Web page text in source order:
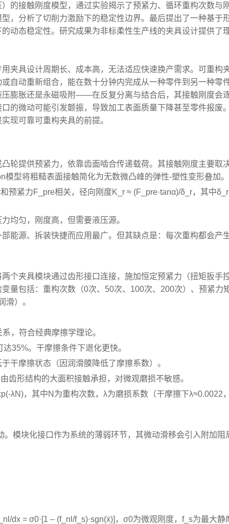
的接触刚度模型，通过实验揭示了预紧力、循环重构次数与
，分析了切削力激励下的稳定性边界。最后提出了一种基于
动态稳定性。研究成果为非标柔性生产线的夹具设计提供了
夹具设计周期长、成本高，无法适应快速换产需求。可重构
自动重新组合，能在数十分钟内完成从一种零件到另一种零
膨胀还是永磁吸附——在反复分离与结合后，其接触刚度会
的微动可能引发颤振，导致加工表面质量下降甚至零件报废
现可靠可重构夹具的前提。
轮提供预紧力，依靠齿面啮合传递载荷。其接触刚度主要取
型将粗糙表面接触简化为无数微凸峰的弹性-塑性变形叠加。
预紧力F_pre相关，径向刚度K_r ≈ (F_pre·tanα)/δ_r，其中
均匀，刚度高，但需要液压源。
能源、拆装快捷而应用最广。但其缺点是：每次重构都会产
个夹具模块通过齿形接口连接，施加恒定预紧力（扭矩扳手
量包括：重构次数（0次、50次、100次、200次）、预紧力
滑）。
，符合经典摩擦学理论。
35%。干摩擦条件下退化更快。
干摩擦状态（因润滑膜降低了摩擦系数）。
齿形结构的大面积接触承担，对微观磨损不敏感。
λN)，其中N为重构次数，λ为磨损系数（干摩擦下λ≈0.0022
模块化接口作为系统的薄弱环节，其微动滑移会引入附加阻
dx = σ0·[1 – (f_nl/f_s)·sgn(ẋ)]，σ0为微观刚度，f_s为最大静